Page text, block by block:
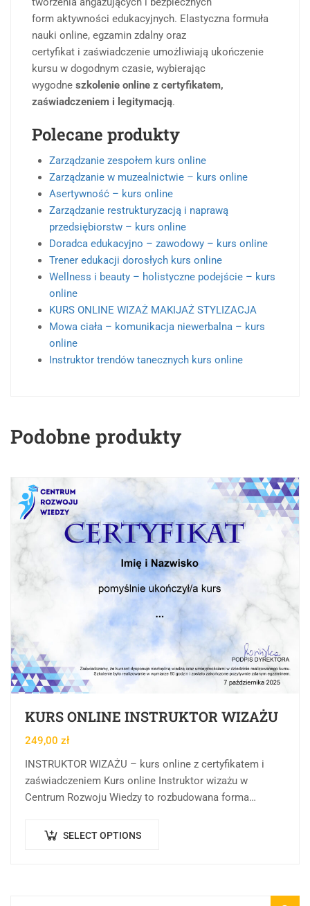
form aktywności edukacyjnych. Elastyczna formuła
nauki online, egzamin zdalny oraz
certyfikat i zaświadczenie umożliwiają ukończenie
kursu w dogodnym czasie, wybierając
wygodne szkolenie online z certyfikatem,
zaświadczeniem i legitymacją.
Polecane produkty
Zarządzanie zespołem kurs online
Zarządzanie w muzealnictwie – kurs online
Asertywność – kurs online
Zarządzanie restrukturyzacją i naprawą
przedsiębiorstw – kurs online
Doradca edukacyjno – zawodowy – kurs online
Trener edukacji dorosłych kurs online
Wellness i beauty – holistyczne podejście – kurs
online
KURS ONLINE WIZAŻ MAKIJAŻ STYLIZACJA
Mowa ciała – komunikacja niewerbalna – kurs
online
Instruktor trendów tanecznych kurs online
Podobne produkty
KURS ONLINE INSTRUKTOR WIZAŻU
249,00 zł
INSTRUKTOR WIZAŻU – kurs online z certyfikatem i
zaświadczeniem Kurs online Instruktor wizażu w
Centrum Rozwoju Wiedzy to rozbudowana forma
porządkowanie oraz pogłębianie…
SELECT OPTIONS